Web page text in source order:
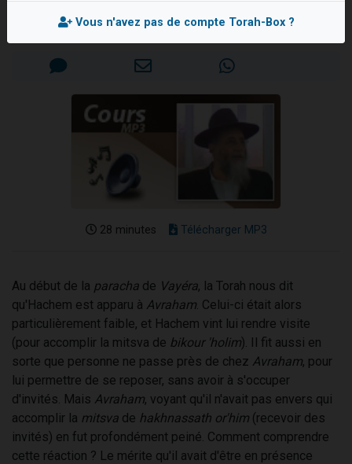
Ariel vient de donner son Maasser
Rav Yossef BENTATA
Mis en ligne le Jeudi 6 Novembre 2014
28 minutes Télécharger MP3
Au début de la paracha de Vayéra, la Torah nous dit
qu'Hachem est apparu à Avraham . Celui-ci était alors
particulièrement faible, et Hachem vint lui rendre visite
(pour accomplir la mitsva de bikour 'holim). Il fit aussi en
sorte que personne ne passe près de chez Avraham, pour
lui permettre de se reposer, sans avoir à s'occuper
d'invités. Mais Avraham, voyant qu'il n'avait pas envers qui
accomplir la mitsva de hakhnassath or'him (recevoir des
invités) en fut profondément peiné. Comment comprendre
cette réaction ? Le mérite qu'il avait d'être en présence
Vous n'avez pas de compte Torah-Box ?